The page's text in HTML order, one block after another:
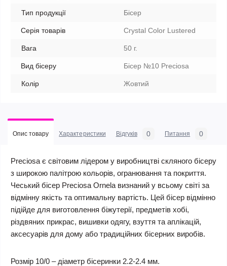
Тип продукції Бісер
Серія товарів Crystal Color Lustered
Вага 50 г.
Вид бісеру Бісер №10 Preciosa
Колір Жовтий
Опис товару Характеристики Відгуків 0 Питання 0
Preciosa є світовим лідером у виробництві скляного бісеру
з широкою палітрою кольорів, огранювання та покриття.
Чеський бісер Preciosa Ornela визнаний у всьому світі за
відмінну якість та оптимальну вартість. Цей бісер відмінно
підійде для виготовлення біжутерії, предметів хобі,
різдвяних прикрас, вишивки одягу, взуття та аплікацій,
аксесуарів для дому або традиційних бісерних виробів.
Розмір 10/0 – діаметр бісеринки 2.2-2.4 мм.